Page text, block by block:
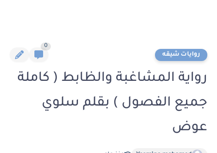
روايات شيقه
0
رواية المشاغبة والظابط ( كاملة
جميع الفصول ) بقلم سلوي
عوض